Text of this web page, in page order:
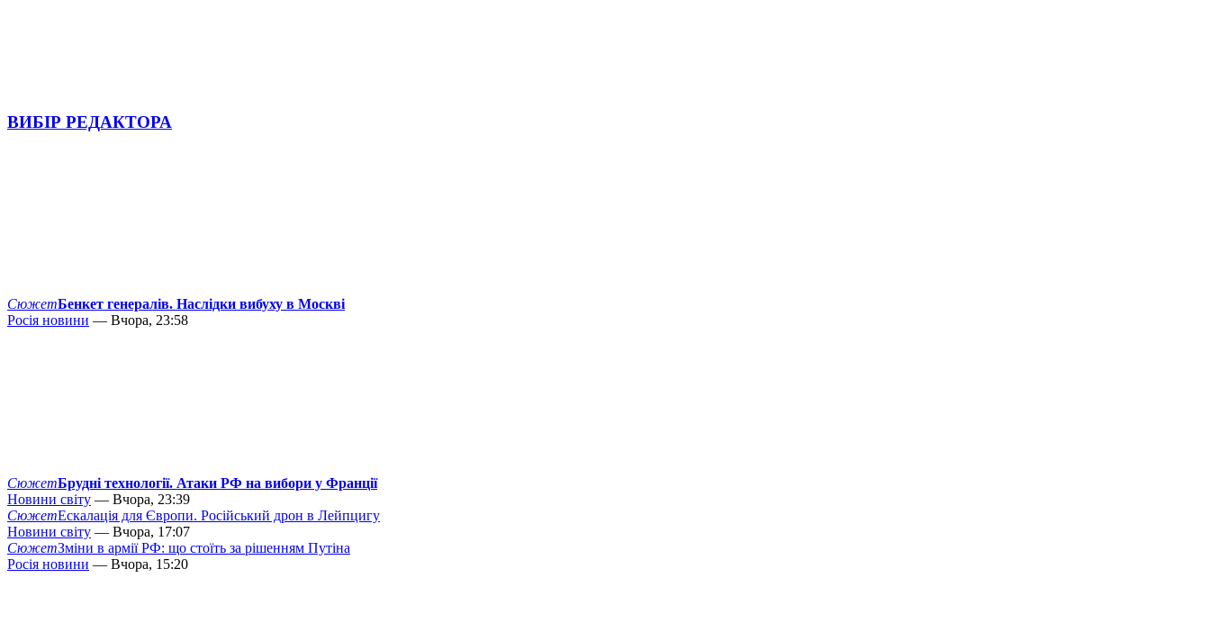
ВИБІР РЕДАКТОРА
СюжетБенкет генералів. Наслідки вибуху в Москві
Росія новини — Вчора, 23:58
СюжетБрудні технології. Атаки РФ на вибори у Франції
Новини світу — Вчора, 23:39
СюжетЕскалація для Європи. Російський дрон в Лейпцигу
Новини світу — Вчора, 17:07
СюжетЗміни в армії РФ: що стоїть за рішенням Путіна
Росія новини — Вчора, 15:20